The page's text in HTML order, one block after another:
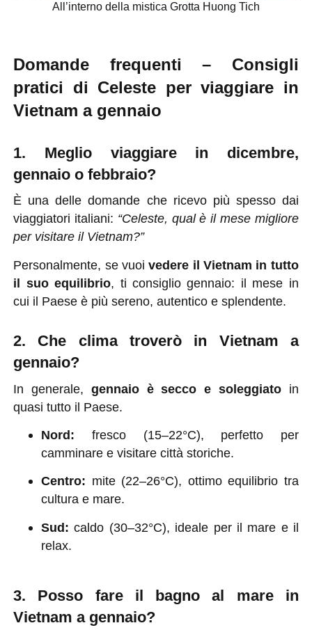
All’interno della mistica Grotta Huong Tich
Domande frequenti – Consigli
pratici di Celeste per viaggiare in
Vietnam a gennaio
1. Meglio viaggiare in dicembre,
gennaio o febbraio?
È una delle domande che ricevo più spesso dai
viaggiatori italiani: “Celeste, qual è il mese migliore
per visitare il Vietnam?”
Personalmente, se vuoivedere il Vietnam in tutto
il suo equilibrio, ti consiglio gennaio: il mese in
cui il Paese è più sereno, autentico e splendente.
2. Che clima troverò in Vietnam a
gennaio?
In generale, gennaio è secco e soleggiato in
quasi tutto il Paese.
Nord: fresco (15–22°C), perfetto per
camminare e visitare città storiche.
Centro: mite (22–26°C), ottimo equilibrio tra
cultura e mare.
Sud: caldo (30–32°C), ideale per il mare e il
relax.
3. Posso fare il bagno al mare in
Vietnam a gennaio?